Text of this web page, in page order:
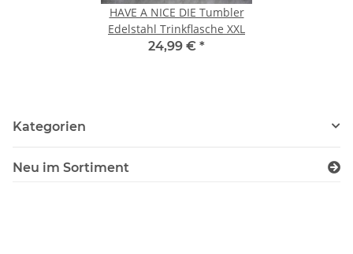
HAVE A NICE DIE Tumbler
Edelstahl Trinkflasche XXL
24,99 € *
Kategorien
Neu im Sortiment